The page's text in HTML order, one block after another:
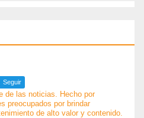
Seguir
de las noticias. Hecho por
preocupados por brindar
de alto valor y contenido.